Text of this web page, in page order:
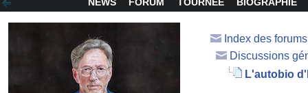
Index des
Discussions
L'autobio